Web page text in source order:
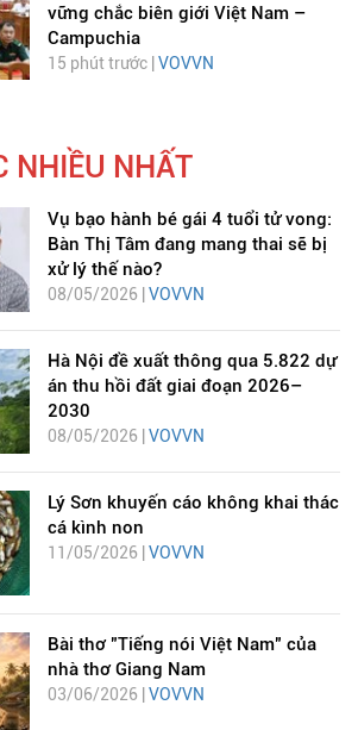
vững chắc biên giới Việt Nam –
Campuchia
15 phút trước | VOVVN
NHIỀU NHẤT
Vụ bạo hành bé gái 4 tuổi tử vong:
Bàn Thị Tâm đang mang thai sẽ bị
xử lý thế nào?
08/05/2026 | VOVVN
Hà Nội đề xuất thông qua 5.822 dự
án thu hồi đất giai đoạn 2026–
2030
08/05/2026 | VOVVN
Lý Sơn khuyến cáo không khai thác
cá kình non
11/05/2026 | VOVVN
Bài thơ "Tiếng nói Việt Nam" của
nhà thơ Giang Nam
03/06/2026 |VOVVN